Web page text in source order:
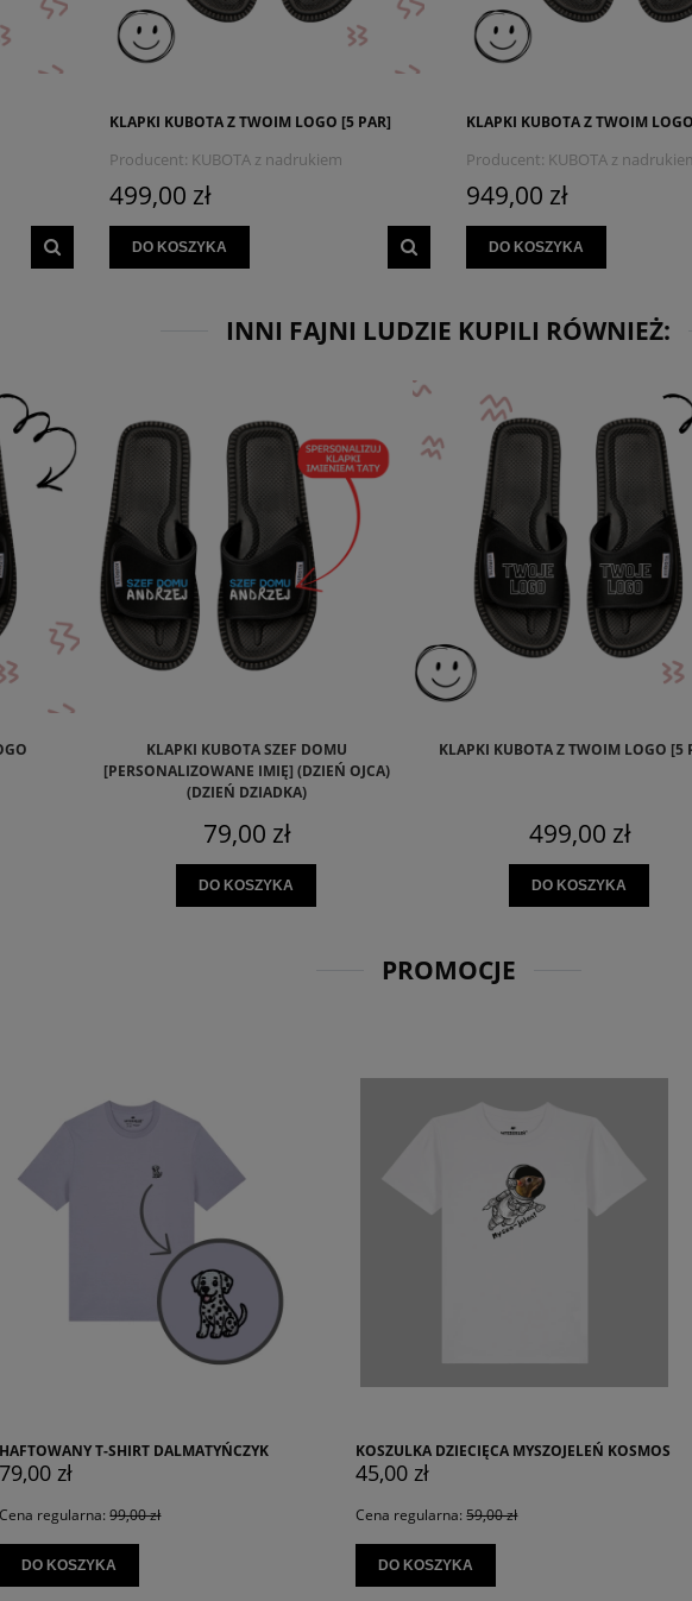
KLAPKI KUBOTA Z TWOIM LOGO [5 PAR]
Producent: KUBOTA z nadrukiem
499,00 zł
DO KOSZYKA
KLAPKI KUBOTA Z TWOIM
Producent: KUBOTA z
949,00 zł
DO KOSZYKA
INNI FAJNI LUDZIE KUPILI RÓWNIEŻ:
KLAPKI KUBOTA SZEF DOMU
[PERSONALIZOWANE IMIĘ] (DZIEŃ OJCA)
(DZIEŃ DZIADKA)
79,00 zł
DO KOSZYKA
KLAPKI KUBOTA Z TWOIM LOGO [5
499,00 zł
DO KOSZYKA
PROMOCJE
KOSZULKA DZIECIĘCA MYSZOJELEŃ KOSMOS
Cena regularna:
HAFTOWANY T-SHIRT KAPIBARA
Cena regularna: